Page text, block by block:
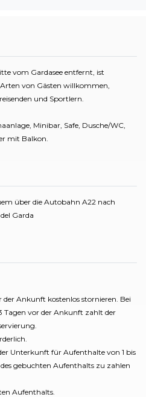
vom Gardasee entfernt, ist
von Gästen willkommen,
und Sportlern.
Minibar, Safe, Dusche/WC,
mit Balkon.
über die Autobahn A22 nach
Garda
der Ankunft kostenlos stornieren. Bei
Tagen vor der Ankunft zahlt der
Unterkunft für Aufenthalte von 1 bis
gebuchten Aufenthalts zu zahlen
Aufenthalts.